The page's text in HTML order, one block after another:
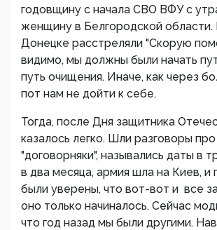
годовщину с начала СВО ВФУ с
женщину в Белгородской области.
Донецке расстреляли "Скорую
видимо, мы должны были начать
путь очищения. Иначе, как через
пот нам не дойти к себе.
Тогда, после Дня защитника
казалось легко. Шли разговоры про
"договорняки", назывались даты в
в два месяца, армия шла на Киев, и
были уверены, что вот-вот и все
оно только начиналось. Сейчас
что год назад мы были другими.